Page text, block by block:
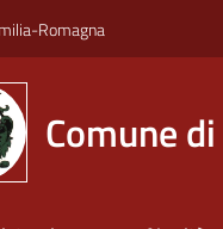
Romagna
Comune